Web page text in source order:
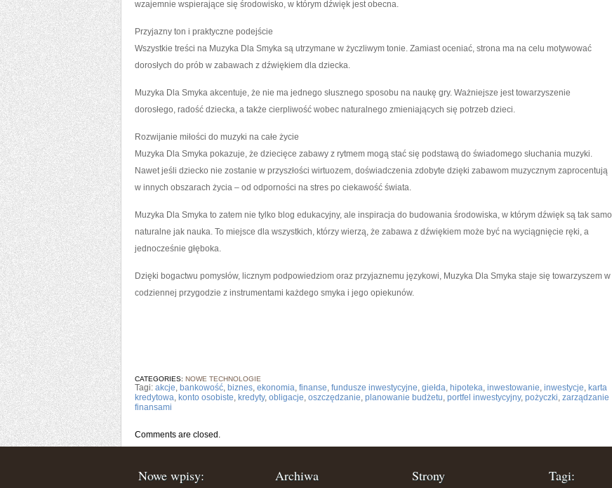
wzajemnie wspierające się środowisko, w którym dźwięk jest obecna.
Przyjazny ton i praktyczne podejście
Wszystkie treści na Muzyka Dla Smyka są utrzymane w życzliwym tonie. Zamiast oceniać, strona ma na celu motywować
dorosłych do prób w zabawach z dźwiękiem dla dziecka.
Muzyka Dla Smyka akcentuje, że nie ma jednego słusznego sposobu na naukę gry. Ważniejsze jest towarzyszenie
dorosłego, radość dziecka, a także cierpliwość wobec naturalnego zmieniających się potrzeb dzieci.
Rozwijanie miłości do muzyki na całe życie
Muzyka Dla Smyka pokazuje, że dziecięce zabawy z rytmem mogą stać się podstawą do świadomego słuchania muzyki.
Nawet jeśli dziecko nie zostanie w przyszłości wirtuozem, doświadczenia zdobyte dzięki zabawom muzycznym zaprocentują
w innych obszarach życia – od odporności na stres po ciekawość świata.
Muzyka Dla Smyka to zatem nie tylko blog edukacyjny, ale inspiracja do budowania środowiska, w którym dźwięk są tak samo
naturalne jak nauka. To miejsce dla wszystkich, którzy wierzą, że zabawa z dźwiękiem może być na wyciągnięcie ręki, a
jednocześnie głęboka.
Dzięki bogactwu pomysłów, licznym podpowiedziom oraz przyjaznemu językowi, Muzyka Dla Smyka staje się towarzyszem w
codziennej przygodzie z instrumentami każdego smyka i jego opiekunów.
CATEGORIES: NOWE TECHNOLOGIE
Tagi: akcje, bankowość, biznes, ekonomia, finanse, fundusze inwestycyjne, giełda, hipoteka, inwestowanie, inwestycje, karta
kredytowa, konto osobiste, kredyty, obligacje, oszczędzanie, planowanie budżetu, portfel inwestycyjny, pożyczki, zarządzanie
finansami
Comments are closed.
Nowe wpisy: Archiwa Strony Tagi: